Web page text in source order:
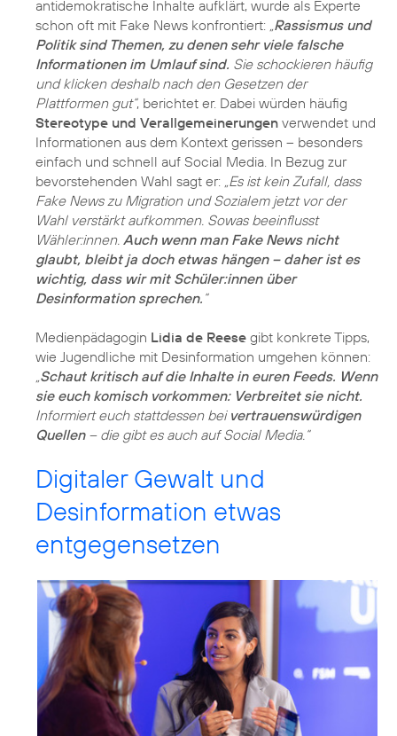
antidemokratische Inhalte aufklärt, wurde als Experte
schon oft mit Fake News konfrontiert: „Rassismus und
Politik sind Themen, zu denen sehr viele falsche
Informationen im Umlauf sind. Sie schockieren häufig
und klicken deshalb nach den Gesetzen der
Plattformen gut“, berichtet er. Dabei würden häufig
Stereotype und Verallgemeinerungen verwendet und
Informationen aus dem Kontext gerissen – besonders
einfach und schnell auf Social Media. In Bezug zur
bevorstehenden Wahl sagt er: „Es ist kein Zufall, dass
Fake News zu Migration und Sozialem jetzt vor der
Wahl verstärkt aufkommen. Sowas beeinflusst
Wähler:innen. Auch wenn man Fake News nicht
glaubt, bleibt ja doch etwas hängen – daher ist es
wichtig, dass wir mit Schüler:innen über
Desinformation sprechen. “
Medienpädagogin Lidia de Reese gibt konkrete Tipps,
wie Jugendliche mit Desinformation umgehen können:
„Schaut kritisch auf die Inhalte in euren Feeds. Wenn
sie euch komisch vorkommen: Verbreitet sie nicht.
Informiert euch stattdessen bei vertrauenswürdigen
Quellen– die gibt es auch auf Social Media.“
Digitaler Gewalt und
Desinformation etwas
entgegensetzen